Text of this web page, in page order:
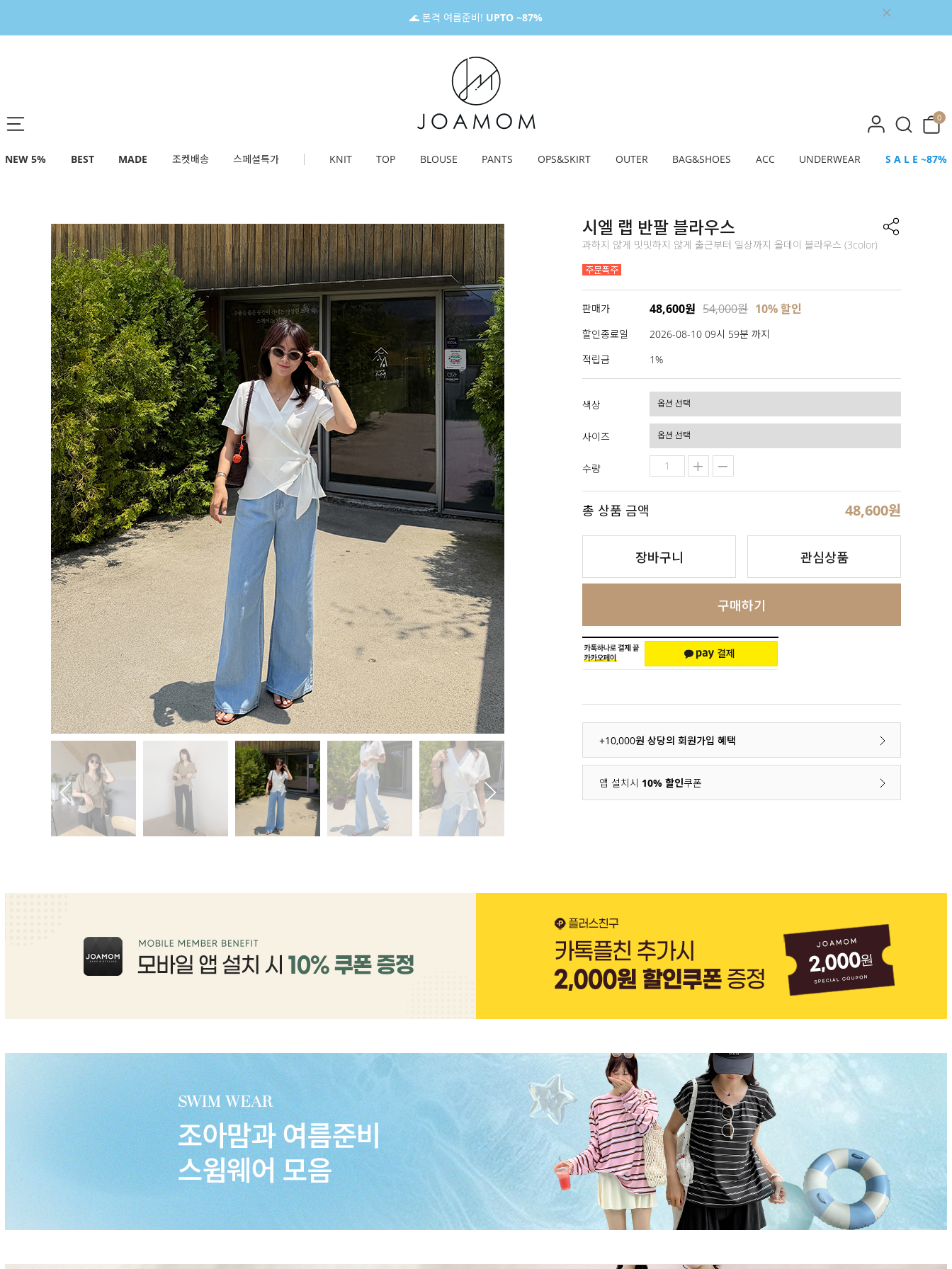
🌊 본격 여름준비! UPTO ~87%
0
NEW 5% BEST MADE 조켓배송 스페셜특가 KNIT TOP BLOUSE PANTS OPS&SKIRT OUTER BAG&SHOES ACC UNDERWEAR S A L E ~87%
시엘 랩 반팔 블라우스
과하지 않게 밋밋하지 않게 출근부터 일상까지 올데이 블라우스 (3color)
판매가 48,600원 54,000원 10% 할인
할인종료일
2026-08-10 09시 59분 까지
적립금
1%
색상
사이즈
수량
총 상품 금액 48,600원
장바구니 관심상품
구매하기
+10,000원 상당의 회원가입 혜택
앱 설치시 10% 할인쿠폰